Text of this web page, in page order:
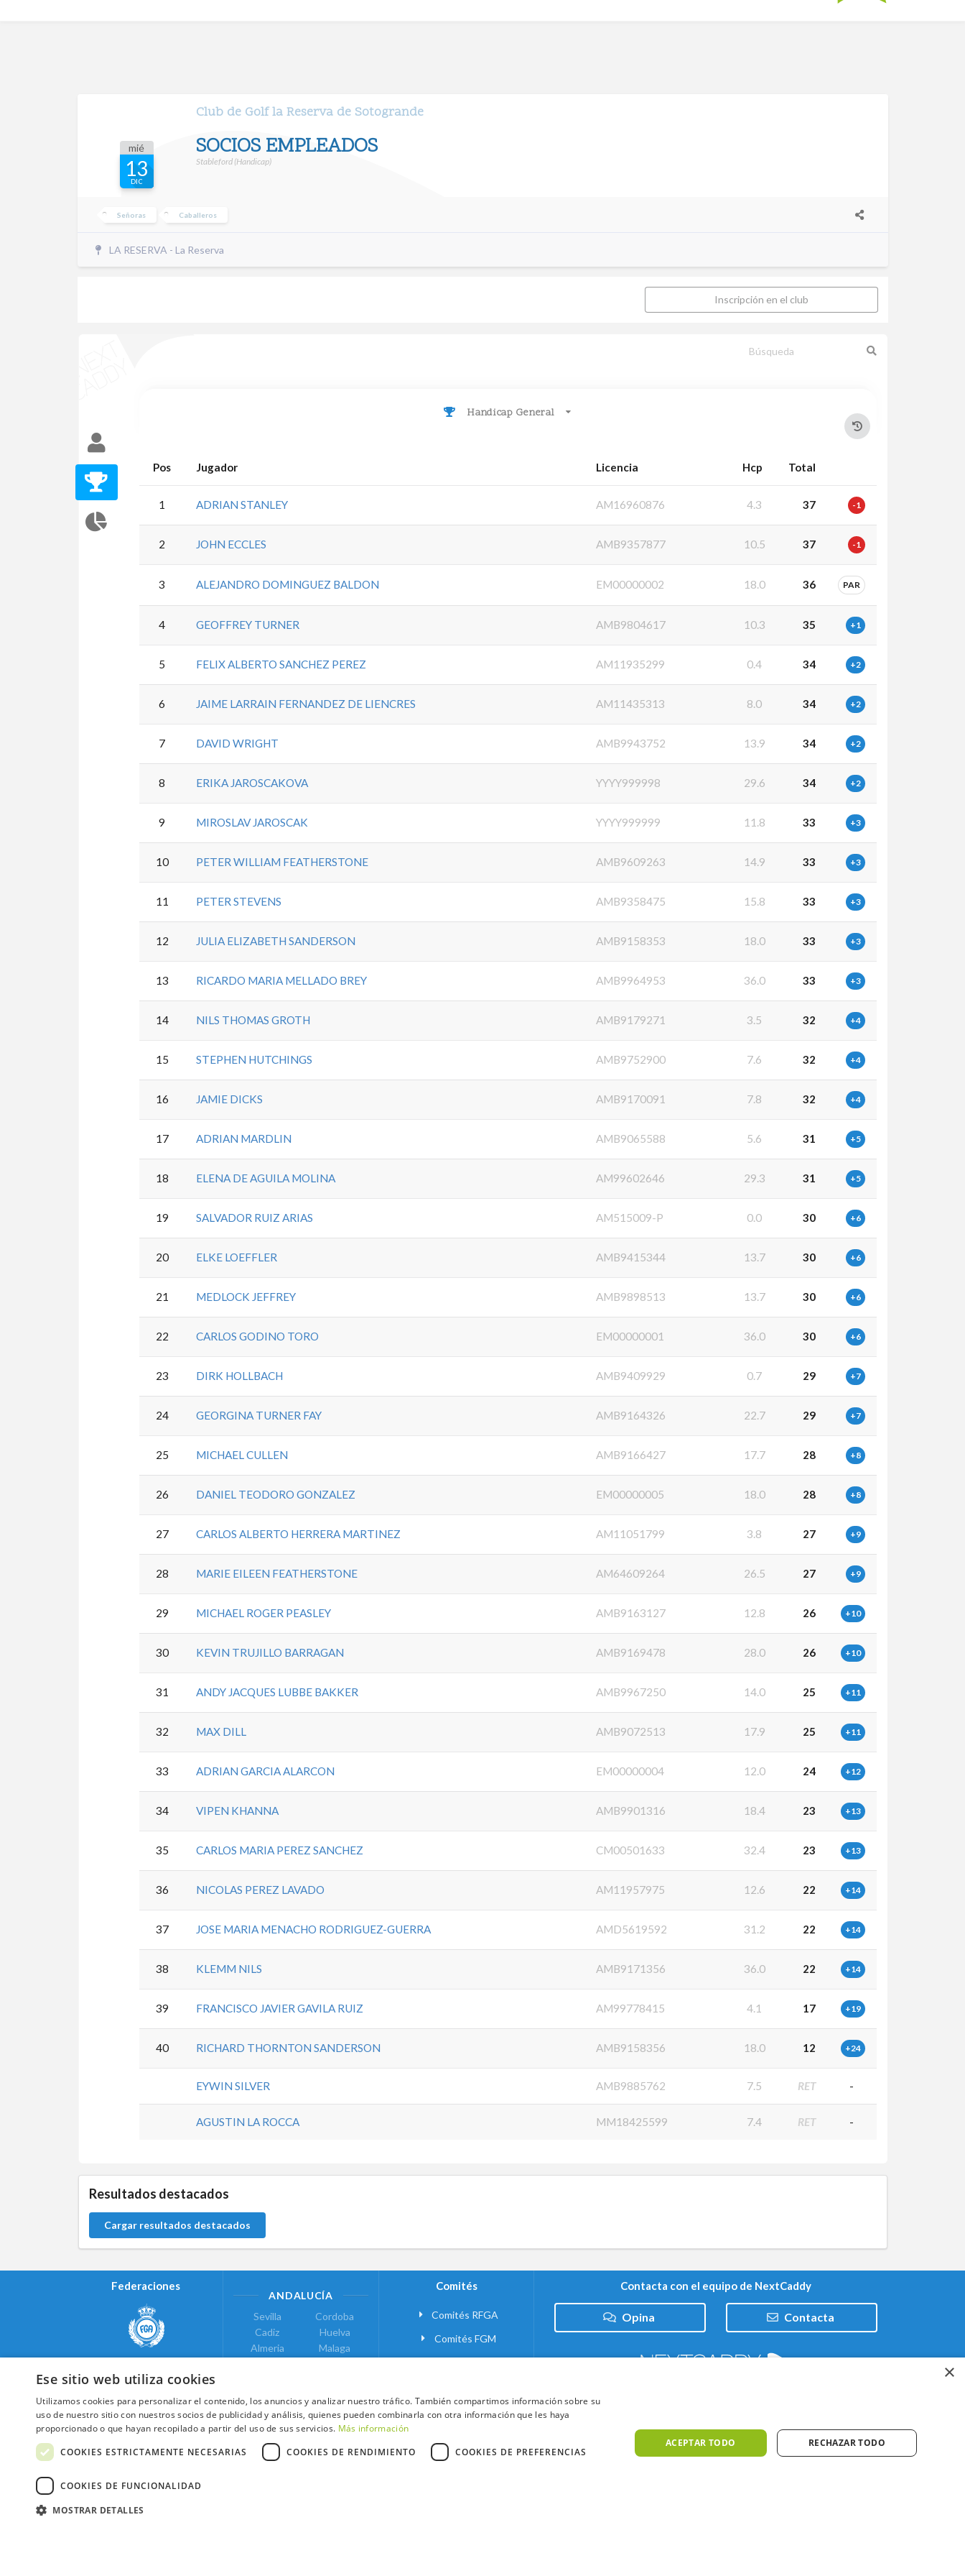
Club de Golf la Reserva de Sotogrande
mié
13
DIC
SOCIOS EMPLEADOS
Stableford (Handicap)
Señoras Caballeros
LA RESERVA - La Reserva
Inscripción en el club
Handicap General
Pos Jugador Licencia Hcp Total
1 ADRIAN STANLEY AM16960876 4.3 37 -1
2 JOHN ECCLES AMB9357877 10.5 37 -1
3 ALEJANDRO DOMINGUEZ BALDON EM00000002 18.0 36 PAR
4 GEOFFREY TURNER AMB9804617 10.3 35 +1
5 FELIX ALBERTO SANCHEZ PEREZ AM11935299 0.4 34 +2
6 JAIME LARRAIN FERNANDEZ DE LIENCRES AM11435313 8.0 34 +2
7 DAVID WRIGHT AMB9943752 13.9 34 +2
8 ERIKA JAROSCAKOVA YYYY999998 29.6 34 +2
9 MIROSLAV JAROSCAK YYYY999999 11.8 33 +3
10 PETER WILLIAM FEATHERSTONE AMB9609263 14.9 33 +3
11 PETER STEVENS AMB9358475 15.8 33 +3
12 JULIA ELIZABETH SANDERSON AMB9158353 18.0 33 +3
13 RICARDO MARIA MELLADO BREY AMB9964953 36.0 33 +3
14 NILS THOMAS GROTH AMB9179271 3.5 32 +4
15 STEPHEN HUTCHINGS AMB9752900 7.6 32 +4
16 JAMIE DICKS AMB9170091 7.8 32 +4
17 ADRIAN MARDLIN AMB9065588 5.6 31 +5
18 ELENA DE AGUILA MOLINA AM99602646 29.3 31 +5
19 SALVADOR RUIZ ARIAS AM515009-P 0.0 30 +6
20 ELKE LOEFFLER AMB9415344 13.7 30 +6
21 MEDLOCK JEFFREY AMB9898513 13.7 30 +6
22 CARLOS GODINO TORO EM00000001 36.0 30 +6
23 DIRK HOLLBACH AMB9409929 0.7 29 +7
24 GEORGINA TURNER FAY AMB9164326 22.7 29 +7
25 MICHAEL CULLEN AMB9166427 17.7 28 +8
26 DANIEL TEODORO GONZALEZ EM00000005 18.0 28 +8
27 CARLOS ALBERTO HERRERA MARTINEZ AM11051799 3.8 27 +9
28 MARIE EILEEN FEATHERSTONE AM64609264 26.5 27 +9
29 MICHAEL ROGER PEASLEY AMB9163127 12.8 26 +10
30 KEVIN TRUJILLO BARRAGAN AMB9169478 28.0 26 +10
31 ANDY JACQUES LUBBE BAKKER AMB9967250 14.0 25 +11
32 MAX DILL AMB9072513 17.9 25 +11
33 ADRIAN GARCIA ALARCON EM00000004 12.0 24 +12
34 VIPEN KHANNA AMB9901316 18.4 23 +13
35 CARLOS MARIA PEREZ SANCHEZ CM00501633 32.4 23 +13
36 NICOLAS PEREZ LAVADO AM11957975 12.6 22 +14
37 JOSE MARIA MENACHO RODRIGUEZ-GUERRA AMD5619592 31.2 22 +14
38 KLEMM NILS AMB9171356 36.0 22 +14
39 FRANCISCO JAVIER GAVILA RUIZ AM99778415 4.1 17 +19
40 RICHARD THORNTON SANDERSON AMB9158356 18.0 12 +24
EYWIN SILVER AMB9885762 7.5 RET -
AGUSTIN LA ROCCA MM18425599 7.4 RET -
Resultados destacados
Cargar resultados destacados
Federaciones
Real Federación Andaluza de
Golf
Federación de Golf de Madrid
ANDALUCÍA
Sevilla
Cadiz
Almeria
Cordoba
Huelva
Malaga
Valencia
COMUNIDAD DE MADRID
Madrid
Comités
Comités RFGA
Comités FGM
Contacta con el equipo de NextCaddy
Opina Contacta
2026 ©NextCaddy.
×
Ese sitio web utiliza cookies
Utilizamos cookies para personalizar el contenido, los anuncios y analizar nuestro tráfico. También compartimos información sobre su
uso de nuestro sitio con nuestros socios de publicidad y análisis, quienes pueden combinarla con otra información que les haya
proporcionado o que hayan recopilado a partir del uso de sus servicios. Más información
COOKIES ESTRICTAMENTE NECESARIAS
COOKIES DE RENDIMIENTO COOKIES DE PREFERENCIAS
COOKIES DE FUNCIONALIDAD
MOSTRAR DETALLES
ACEPTAR TODO RECHAZAR TODO